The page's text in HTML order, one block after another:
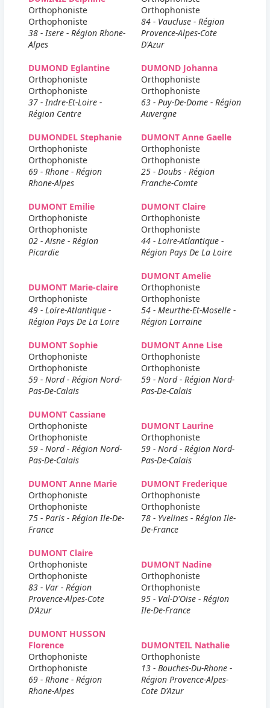
Orthophoniste
Orthophoniste
38 - Isere - Région Rhone-
Alpes
Orthophoniste
84 - Vaucluse - Région
Provence-Alpes-Cote
D'Azur
DUMOND Eglantine
Orthophoniste
Orthophoniste
37 - Indre-Et-Loire -
Région Centre
DUMOND Johanna
Orthophoniste
Orthophoniste
63 - Puy-De-Dome - Région
Auvergne
DUMONDEL Stephanie
Orthophoniste
Orthophoniste
69 - Rhone - Région
Rhone-Alpes
DUMONT Anne Gaelle
Orthophoniste
Orthophoniste
25 - Doubs - Région
Franche-Comte
DUMONT Emilie
Orthophoniste
Orthophoniste
02 - Aisne - Région
Picardie
DUMONT Claire
Orthophoniste
Orthophoniste
44 - Loire-Atlantique -
Région Pays De La Loire
DUMONT Marie-claire
Orthophoniste
49 - Loire-Atlantique -
Région Pays De La Loire
DUMONT Amelie
Orthophoniste
Orthophoniste
54 - Meurthe-Et-Moselle -
Région Lorraine
DUMONT Sophie
Orthophoniste
Orthophoniste
59 - Nord - Région Nord-
Pas-De-Calais
DUMONT Anne Lise
Orthophoniste
Orthophoniste
59 - Nord - Région Nord-
Pas-De-Calais
DUMONT Cassiane
Orthophoniste
Orthophoniste
59 - Nord - Région Nord-
Pas-De-Calais
DUMONT Laurine
Orthophoniste
59 - Nord - Région Nord-
Pas-De-Calais
DUMONT Anne Marie
Orthophoniste
Orthophoniste
75 - Paris - Région Ile-De-
France
DUMONT Frederique
Orthophoniste
Orthophoniste
78 - Yvelines - Région Ile-
De-France
DUMONT Claire
Orthophoniste
Orthophoniste
83 - Var - Région
Provence-Alpes-Cote
D'Azur
DUMONT Nadine
Orthophoniste
Orthophoniste
95 - Val-D'Oise - Région
Ile-De-France
DUMONT HUSSON
Florence
Orthophoniste
Orthophoniste
69 - Rhone - Région
Rhone-Alpes
DUMONTEIL Nathalie
Orthophoniste
13 - Bouches-Du-Rhone -
Région Provence-Alpes-
Cote D'Azur